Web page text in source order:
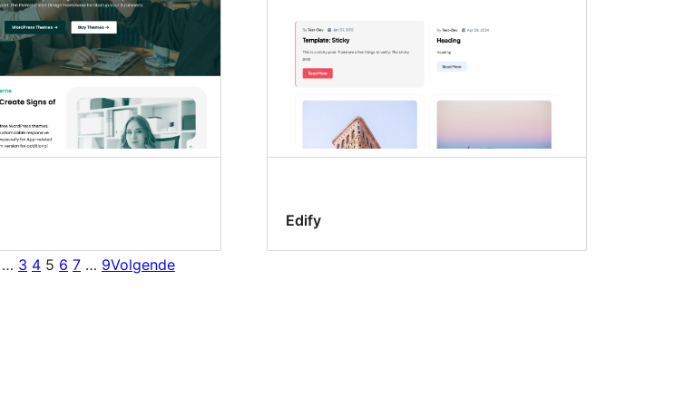
Edify
… 3 4 5 6 7 … 9Volgende